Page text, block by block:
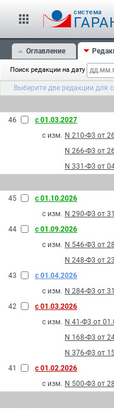
cистема
Оглавление
Поиск редакции на дату
Выберите две редакции для
46
с 01.03.2027
с изм. N 210-Ф3 от
N 266-Ф3 от
N 331-Ф3 от
45
с 01.10.2026
с изм. N 290-Ф3 от
44
с 01.09.2026
с изм. N 546-Ф3 от
N 248-Ф3 от
43
с 01.04.2026
с изм. N 284-Ф3 от
42
с 01.03.2026
с изм. N 41-Ф3 от
N 168-Ф3 от
N 376-Ф3 от
41
с 01.02.2026
с изм. N 500-Ф3 от